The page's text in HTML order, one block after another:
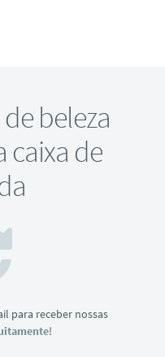
beleza
caixa de
para receber nossas
!